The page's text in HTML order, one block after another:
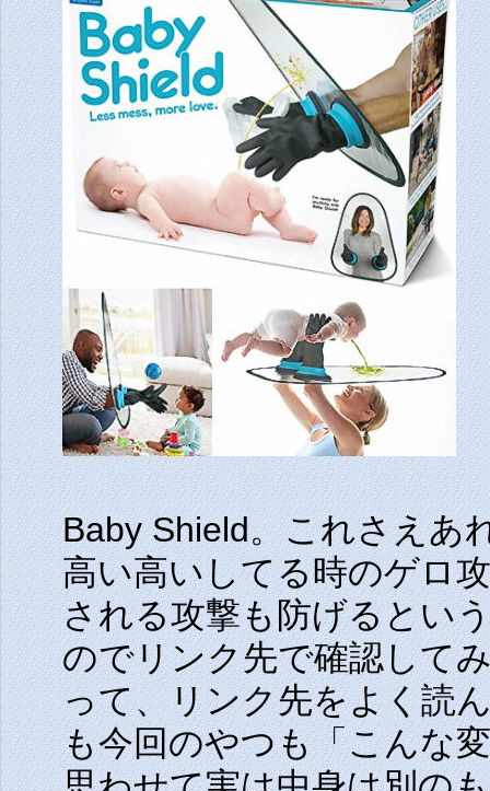
Baby Shield。これさえあ
高い高いしてる時のゲロ
される攻撃も防げるとい
のでリンク先で確認して
って、リンク先をよく読
も今回のやつも「こんな